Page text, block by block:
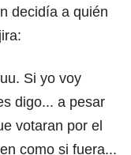
decidía a quién
Si yo voy
digo... a pesar
votaran por el
como si fuera...